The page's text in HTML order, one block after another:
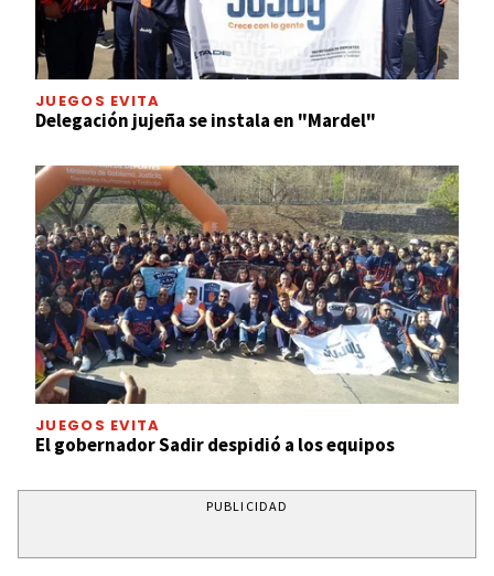
JUEGOS EVITA
Delegación jujeña se instala en "Mardel"
JUEGOS EVITA
El gobernador Sadir despidió a los equipos
PUBLICIDAD